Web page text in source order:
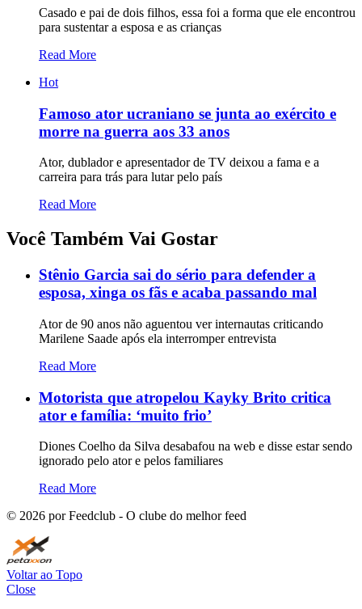
Casado e pai de dois filhos, essa foi a forma que ele encontrou
para sustentar a esposa e as crianças
Read More
Hot
Famoso ator ucraniano se junta ao exército e
morre na guerra aos 33 anos
Ator, dublador e apresentador de TV deixou a fama e a
carreira para trás para lutar pelo país
Read More
Você Também Vai Gostar
Stênio Garcia sai do sério para defender a
esposa, xinga os fãs e acaba passando mal
Ator de 90 anos não aguentou ver internautas criticando
Marilene Saade após ela interromper entrevista
Read More
Motorista que atropelou Kayky Brito critica
ator e família: ‘muito frio’
Diones Coelho da Silva desabafou na web e disse estar sendo
ignorado pelo ator e pelos familiares
Read More
© 2026 por Feedclub - O clube do melhor feed
Voltar ao Topo
Close